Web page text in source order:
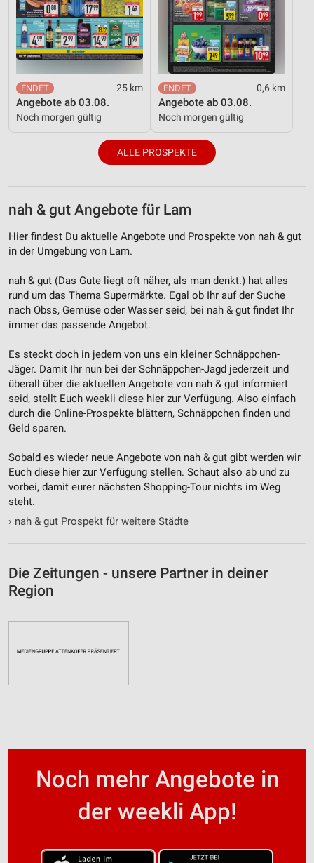
25 km
Angebote ab 03.08.
Noch morgen gültig
0,6 km
Angebote ab 03.08.
Noch morgen gültig
ALLE PROSPEKTE
nah & gut Angebote für Lam
Hier findest Du aktuelle Angebote und Prospekte von nah & gut
in der Umgebung von Lam.
nah & gut (Das Gute liegt oft näher, als man denkt.) hat alles
rund um das Thema Supermärkte. Egal ob Ihr auf der Suche
nach Obss, Gemüse oder Wasser seid, bei nah & gut findet Ihr
immer das passende Angebot.
Es steckt doch in jedem von uns ein kleiner Schnäppchen-
Jäger. Damit Ihr nun bei der Schnäppchen-Jagd jederzeit und
überall über die aktuellen Angebote von nah & gut informiert
seid, stellt Euch weekli diese hier zur Verfügung. Also einfach
durch die Online-Prospekte blättern, Schnäppchen finden und
Geld sparen.
Sobald es wieder neue Angebote von nah & gut gibt werden wir
Euch diese hier zur Verfügung stellen. Schaut also ab und zu
vorbei, damit eurer nächsten Shopping-Tour nichts im Weg
steht.
› nah & gut Prospekt für weitere Städte
Die Zeitungen - unsere Partner in deiner
Region
Noch mehr Angebote in
der weekli App!
Verwendung von Profilen zur Auswahl
personalisierter Inhalte
Messung der Werbeleistung
Messung der Performance von Inhalten
Analyse von Zielgruppen durch Statistiken oder
Kombinationen von Daten aus verschiedenen
Entwicklung und Verbesserung der Angebote
IAB-Besonderheiten:
Verwendung genauer Standortdaten
Informationen identifizieren
Nicht-IAB-Verarbeitungszwecke:
Notwendig
Performance
Funktional
Werbung